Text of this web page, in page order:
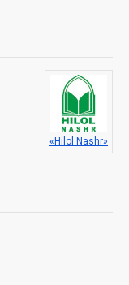
«Hilol Nashr»